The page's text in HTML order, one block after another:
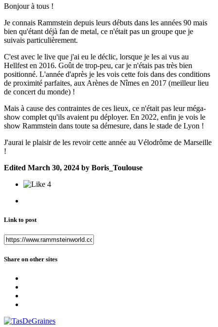
Bonjour à tous !
Je connais Rammstein depuis leurs débuts dans les années 90 mais
bien qu'étant déjà fan de metal, ce n'était pas un groupe que je
suivais particulièrement.
C'est avec le live que j'ai eu le déclic, lorsque je les ai vus au
Hellfest en 2016. Goût de trop-peu, car je n'étais pas très bien
positionné. L'année d'après je les vois cette fois dans des conditions
de proximité parfaites, aux Arènes de Nîmes en 2017 (meilleur lieu
de concert du monde) !
Mais à cause des contraintes de ces lieux, ce n'était pas leur méga-
show complet qu'ils avaient pu déployer. En 2022, enfin je vois le
show Rammstein dans toute sa démesure, dans le stade de Lyon !
J'aurai le plaisir de les revoir cette année au Vélodrôme de Marseille
!
Edited March 30, 2024 by Boris_Toulouse
4
Link to post
Share on other sites